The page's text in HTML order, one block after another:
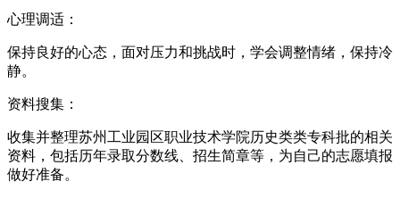
心理调适：
保持良好的心态，面对压力和挑战时，学会调整情绪，保持冷
静。
资料搜集：
收集并整理苏州工业园区职业技术学院历史类类专科批的相关
资料，包括历年录取分数线、招生简章等，为自己的志愿填报
做好准备。